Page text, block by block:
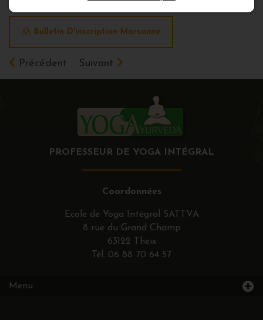
Bulletin D'inscription Marsanne
Précédent Suivant
PROFESSEUR DE YOGA INTÉGRAL
Coordonnées
Ecole de Yoga Intégral SATTVA
8 rue du Grand Champ
63122 Theix
Tél. 06 88 70 64 57
Menu